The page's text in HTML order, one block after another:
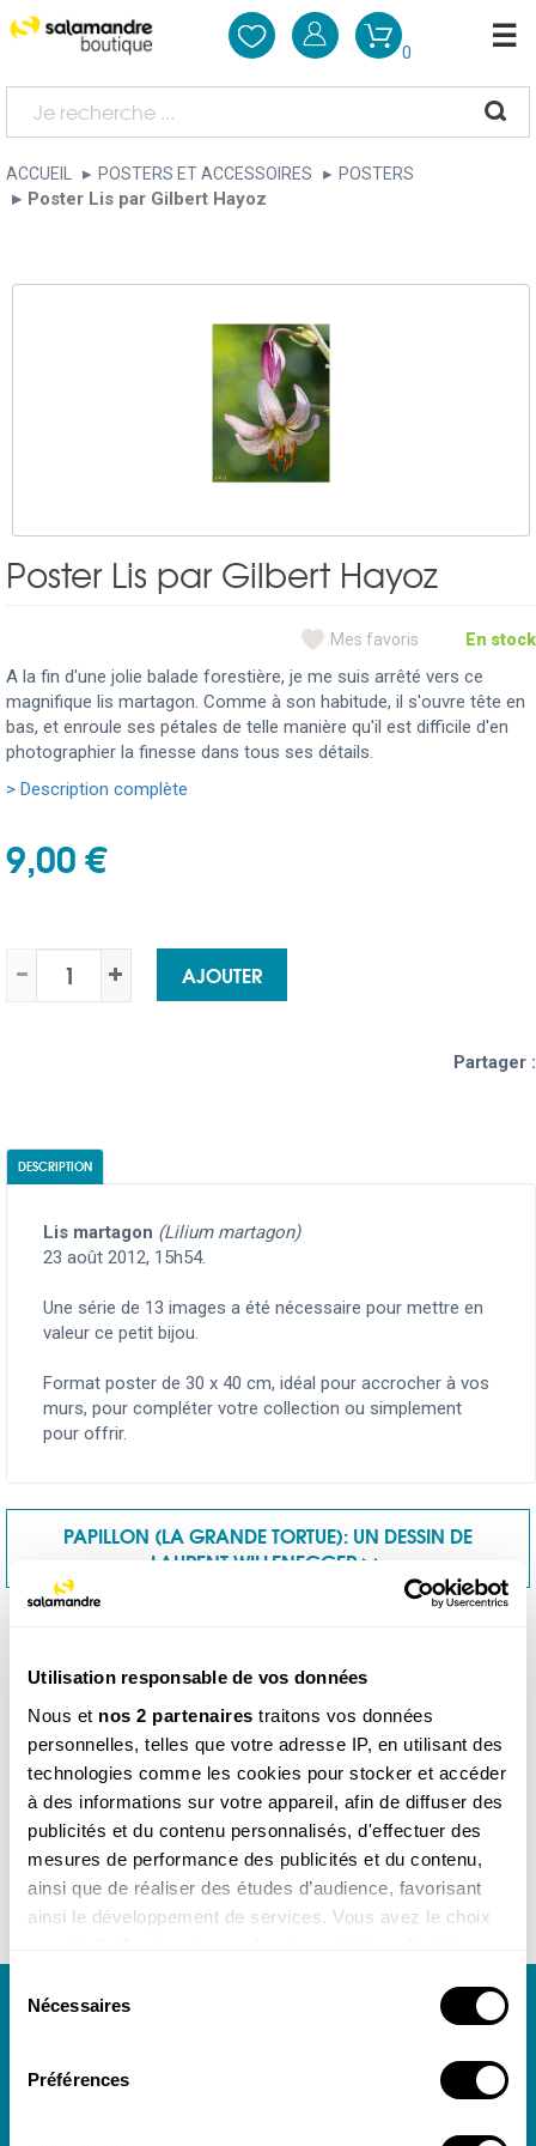
Utilisation responsable de vos données
Nous et nos 2 partenaires traitons vos données
personnelles, telles que votre adresse IP, en utilisant des
technologies comme les cookies pour stocker et accéder
à des informations sur votre appareil, afin de diffuser des
publicités et du contenu personnalisés, d'effectuer des
mesures de performance des publicités et du contenu,
ainsi que de réaliser des études d’audience, favorisant
ainsi le développement de services. Vous avez le choix
tout moment en consultant la Déclaration relative aux
cookies ou en cliquant sur l'icône de confidentialité.
Si vous le permettez, nous aimerions également :
Nécessaires
Préférences
0
ACCUEIL POSTERS ET ACCESSOIRES POSTERS
Poster Lis par Gilbert Hayoz
Poster Lis par Gilbert Hayoz
Mes favoris En stock
A la fin d'une jolie balade forestière, je me suis arrêté vers ce
magnifique lis martagon. Comme à son habitude, il s'ouvre tête en
bas, et enroule ses pétales de telle manière qu'il est difficile d'en
photographier la finesse dans tous ses détails.
> Description complète
9,00 €
AJOUTER
Partager :
DESCRIPTION
Lis martagon (Lilium martagon)
23 août 2012, 15h54.
Une série de 13 images a été nécessaire pour mettre en
valeur ce petit bijou.
Format poster de 30 x 40 cm, idéal pour accrocher à vos
murs, pour compléter votre collection ou simplement
pour offrir.
PAPILLON (LA GRANDE TORTUE): UN DESSIN DE
LAURENT WILLENEGGER >>
Produits similaires
Toute l'actualité de notre boutique dans votre